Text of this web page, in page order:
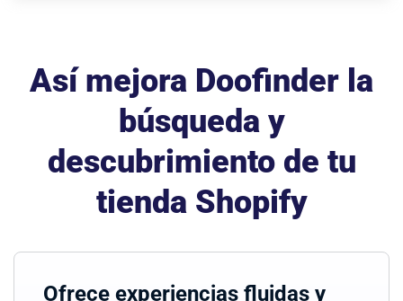
Así mejora Doofinder la
búsqueda y
descubrimientode tu
tienda Shopify
Ofrece experiencias fluidas y